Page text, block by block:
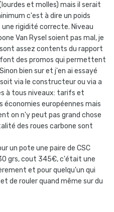
et molles) mais il serait
c'est à dire un poids
rigidité correcte. Niveau
Van Rysel soient pas mal, je
assez contents du rapport
des promos qui permettent
bien sur et j'en ai essayé
via le constructeur ou via a
à tous niveaux: tarifs et
économies européennes mais
on n'y peut pas grand chose
des roues carbone sont
un pote une paire de CSC
grs, cout 345€, c'était une
et pour quelqu'un qui
de rouler quand même sur du